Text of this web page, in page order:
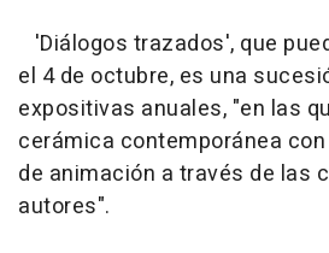
'Diálogos trazados', que
el 4 de octubre, es una
expositivas anuales, "en las
cerámica contemporánea
de animación a través de las
autores".